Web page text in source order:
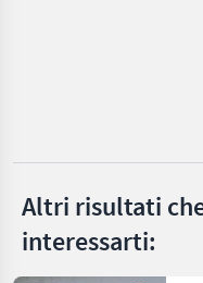
Altri risultati
interessarti: